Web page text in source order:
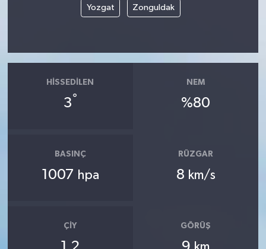
Yozgat Zonguldak
HISSEDILEN
3°
NEM
%80
BASINÇ
1007 hpa
RÜZGAR
8 km/s
ÇIY GÖRÜŞ